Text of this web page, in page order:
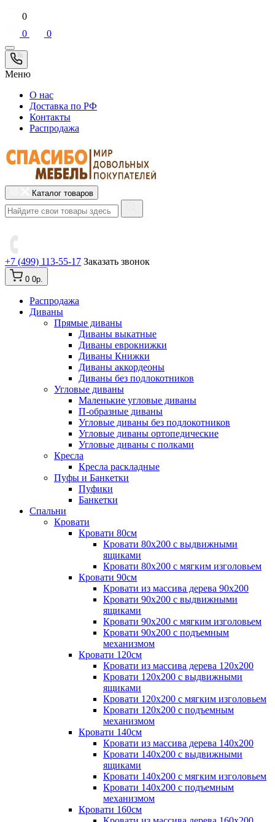
0
0
0
Меню
О нас
Доставка по РФ
Контакты
Распродажа
Каталог товаров
+7 (499) 113-55-17 Заказать звонок
0 0р.
Распродажа
Диваны
Прямые диваны
Диваны выкатные
Диваны еврокнижки
Диваны Книжки
Диваны аккордеоны
Диваны без подлокотников
Угловые диваны
Маленькие угловые диваны
П-образные диваны
Угловые диваны без подлокотников
Угловые диваны ортопедические
Угловые диваны с полками
Кресла
Кресла раскладные
Пуфы и Банкетки
Пуфики
Банкетки
Спальни
Кровати
Кровати 80см
Кровати 80х200 с выдвижными
ящиками
Кровати 80х200 с мягким изголовьем
Кровати 90см
Кровати из массива дерева 90х200
Кровати 90х200 с выдвижными
ящиками
Кровати 90х200 с мягким изголовьем
Кровати 90х200 с подъемным
механизмом
Кровати 120см
Кровати из массива дерева 120х200
Кровати 120х200 с выдвижными
ящиками
Кровати 120х200 с мягким изголовьем
Кровати 120х200 с подъемным
механизмом
Кровати 140см
Кровати из массива дерева 140х200
Кровати 140х200 с выдвижными
ящиками
Кровати 140х200 с мягким изголовьем
Кровати 140х200 с подъемным
механизмом
Кровати 160см